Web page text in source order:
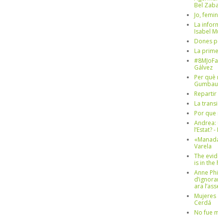
Bel
Jo,
La
Isabel
Dones
La
Gálvez
Per què
Gumbau
Repartir
La
Por que
Andrea:
l’Estat?
Varela
The
is in the
Anne
ara
Cerdá
No fue